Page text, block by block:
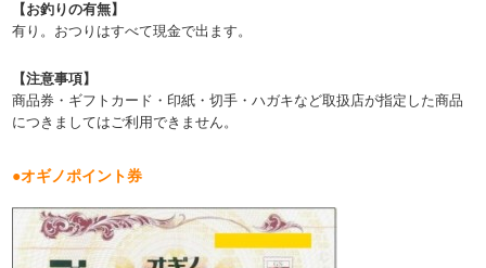
【お釣りの有無】
有り。おつりはすべて現金で出ます。
【注意事項】
商品券・ギフトカード・印紙・切手・ハガキなど取扱店が指定した商品
につきましてはご利用できません。
●オギノポイント券